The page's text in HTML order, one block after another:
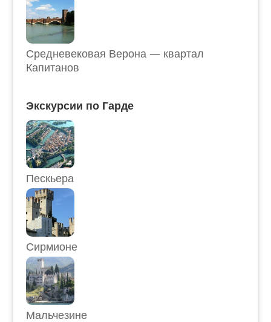
Средневековая Верона — квартал
Капитанов
Экскурсии по Гарде
Пескьера
Сирмионе
Мальчезине